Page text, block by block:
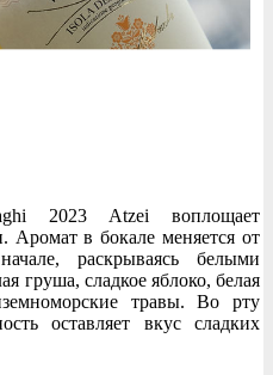
2023 Atzei воплощает
в бокале меняется от
раскрываясь белыми
груша, сладкое яблоко, белая
травы. Во рту
оставляет вкус сладких